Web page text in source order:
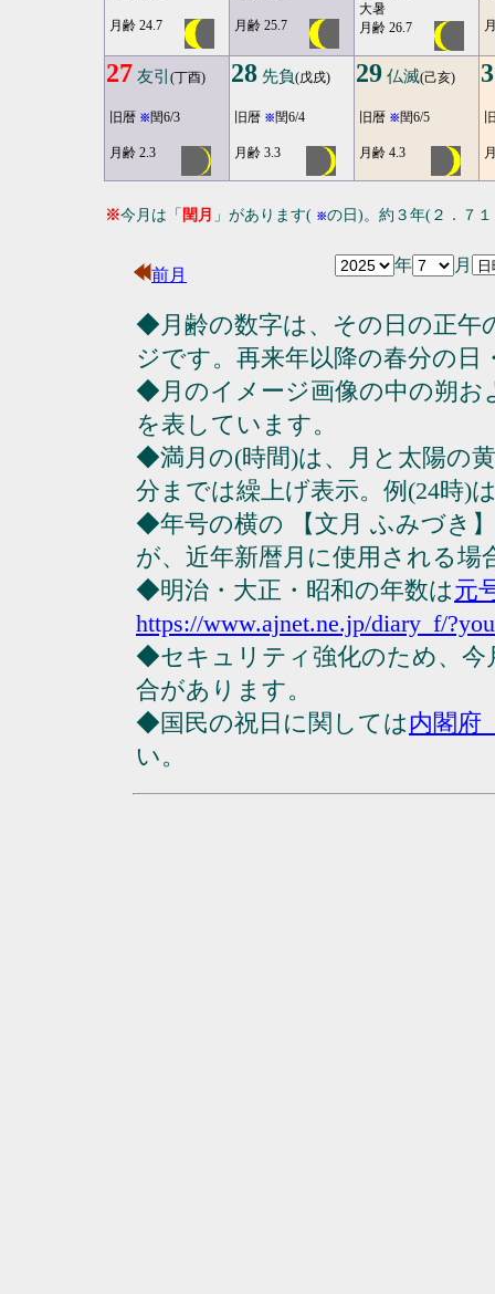
月齢 24.7 月齢 25.7
大暑
月齢 26.7
27 友引 (丁酉)
旧暦 ※閏6/3
月齢 2.3
28 先負(戊戌)
旧暦 ※閏6/4
月齢 3.3
29 仏滅(己亥)
旧暦 ※閏6/5
月齢 4.3
※今月は「 閏月 」があります( ※の日)。約３年(２．７
前月
年 月
◆月齢の数字は、その日の正午
ジです。再来年以降の春分の日
◆月のイメージ画像の中の朔
を表しています。
◆満月の(時間)は、月と太陽の
分までは繰上げ表示。例(24時)
◆年号の横の 【文月 ふみづき
が、近年新暦月に使用される場
◆明治・大正・昭和の年数は元
https://www.ajnet.ne.jp/diary_f/
◆セキュリティ強化のため、今
合があります。
◆国民の祝日に関しては内閣府
い。